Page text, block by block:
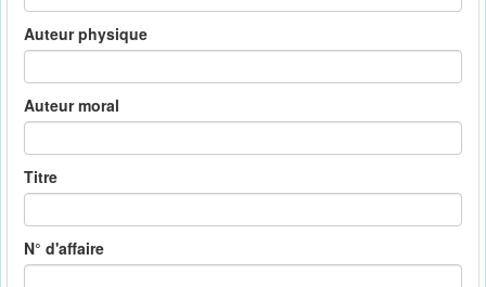
Auteur physique
Auteur moral
Titre
N° d'affaire